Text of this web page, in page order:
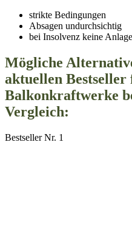
strikte Bedingungen
Absagen undurchsichtig
bei Insolvenz keine Anlage
Mögliche
aktuellen Bestseller
Balkonkraftwerke
Vergleich:
Bestseller Nr. 1